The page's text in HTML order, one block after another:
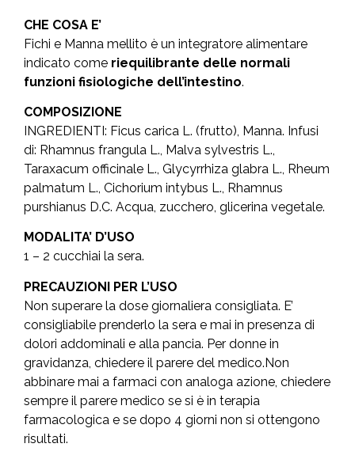
CHE COSA E’
Fichi e Manna mellito è un integratore alimentare
indicato come riequilibrante delle normali
funzioni fisiologiche dell’intestino.
COMPOSIZIONE
INGREDIENTI: Ficus carica L. (frutto), Manna. Infusi
di: Rhamnus frangula L., Malva sylvestris L.,
Taraxacum officinale L., Glycyrrhiza glabra L., Rheum
palmatum L., Cichorium intybus L., Rhamnus
purshianus D.C. Acqua, zucchero, glicerina vegetale.
MODALITA’ D’USO
1 – 2 cucchiai la sera.
PRECAUZIONI PER L’USO
Non superare la dose giornaliera consigliata. E’
consigliabile prenderlo la sera e mai in presenza di
dolori addominali e alla pancia. Per donne in
gravidanza, chiedere il parere del medico.Non
abbinare mai a farmaci con analoga azione, chiedere
sempre il parere medico se si è in terapia
farmacologica e se dopo 4 giorni non si ottengono
risultati.